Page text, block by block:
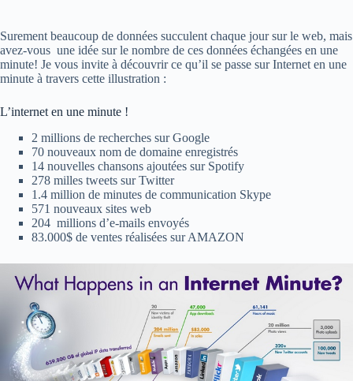
Surement beaucoup de données succulent chaque jour sur le web, mais
avez-vous une idée sur le nombre de ces données échangées en une
minute! Je vous invite à découvrir ce qu’il se passe sur Internet en une
minute à travers cette illustration :
L’internet en une minute !
2 millions de recherches sur Google
70 nouveaux nom de domaine enregistrés
14 nouvelles chansons ajoutées sur Spotify
278 milles tweets sur Twitter
1.4 million de minutes de communication Skype
571 nouveaux sites web
204 millions d’e-mails envoyés
83.000$ de ventes réalisées sur AMAZON